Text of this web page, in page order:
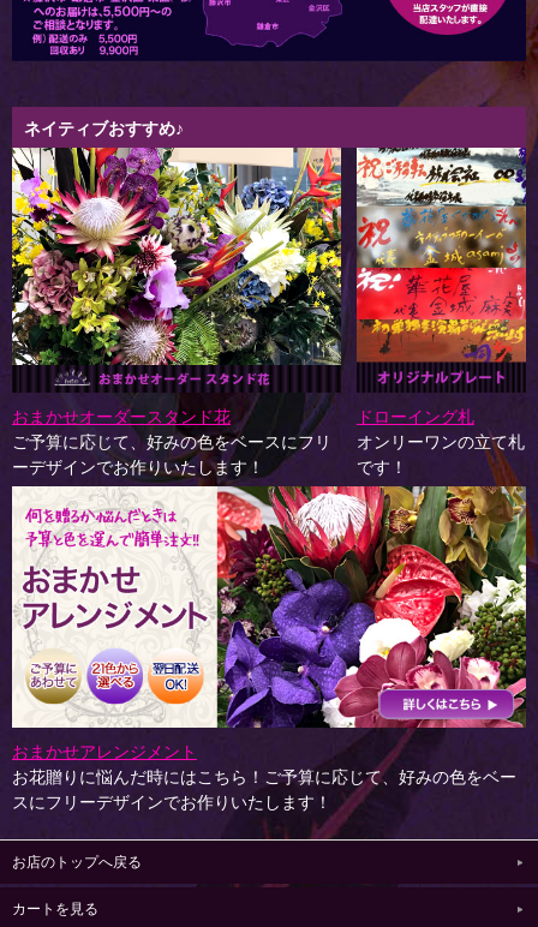
ネイティブおすすめ♪
おまかせオーダースタンド花
ご予算に応じて、好みの色をベースにフリ
ーデザインでお作りいたします！
ドローイング札
オンリーワンの立て札
です！
おまかせアレンジメント
お花贈りに悩んだ時にはこちら！ご予算に応じて、好みの色をベー
スにフリーデザインでお作りいたします！
お店のトップへ戻る
カートを見る